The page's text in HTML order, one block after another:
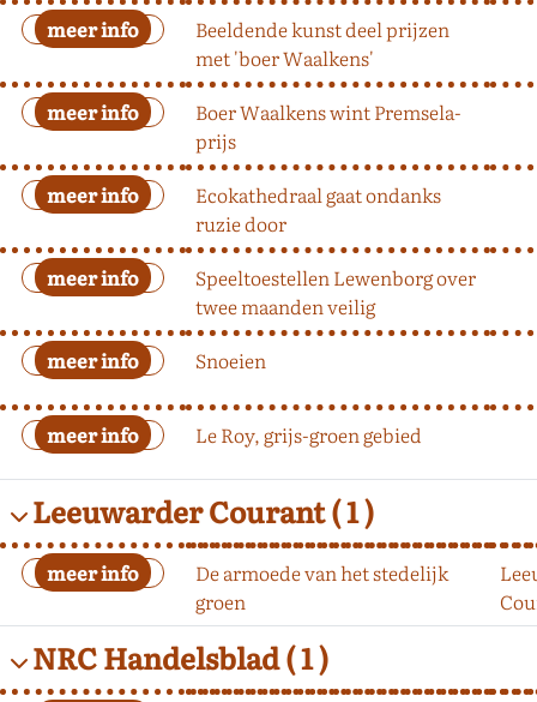
Beeldende kunst deel prijzen
met 'boer Waalkens'
Boer Waalkens wint Premsela-
prijs
Ecokathedraal gaat ondanks
ruzie door
Speeltoestellen Lewenborg over
twee maanden veilig
Snoeien
Le Roy, grijs-groen gebied
Leeuwarder Courant( 1 )
De armoede van het stedelijk
groen
NRC Handelsblad( 1 )